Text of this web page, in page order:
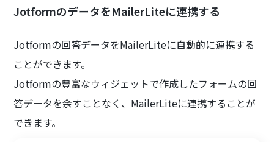
JotformのデータをMailerLiteに連携する
Jotformの回答データをMailerLiteに自動的に連携する
ことができます。
Jotformの豊富なウィジェットで作成したフォームの回
答データを余すことなく、MailerLiteに連携することが
できます。